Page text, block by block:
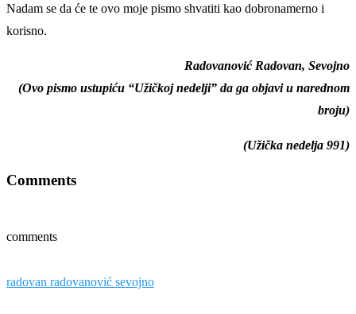
Nadam se da će te ovo moje pismo shvatiti kao dobronamerno i
korisno.
Radovanović Radovan, Sevojno
(Ovo pismo ustupiću “Užičkoj nedelji” da ga objavi u narednom
broju)
(Užička nedelja 991)
Comments
comments
radovan radovanović sevojno